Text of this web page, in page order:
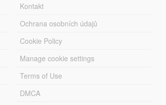
Kontakt
Ochrana osobních údajů
Cookie Policy
Manage cookie settings
Terms of Use
DMCA